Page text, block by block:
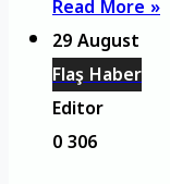
Read More »
29 August
Flaş Haber
Editor
0306